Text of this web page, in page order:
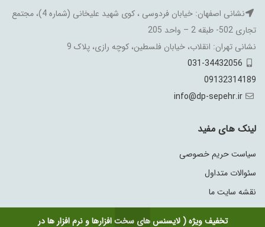
تخفیف ویژه ( لایسنس های سخت افزارها و نرم افزار ها در
نشانی اصفهان: خیابان فردوسی ، کوی شهید علیخانی (شماره 4)، مجتمع
تجاری 502- طبقه 2 – واحد 205
نشانی تهران: انقلاب، خیابان فلسطین، کوچه رازی، پلاک 9
031-34432056
09132314189
info@dp-sepehr.ir
لینک های مفید
سیاست حریم خصوصی
سئوالات متداول
نقشه سایت ما